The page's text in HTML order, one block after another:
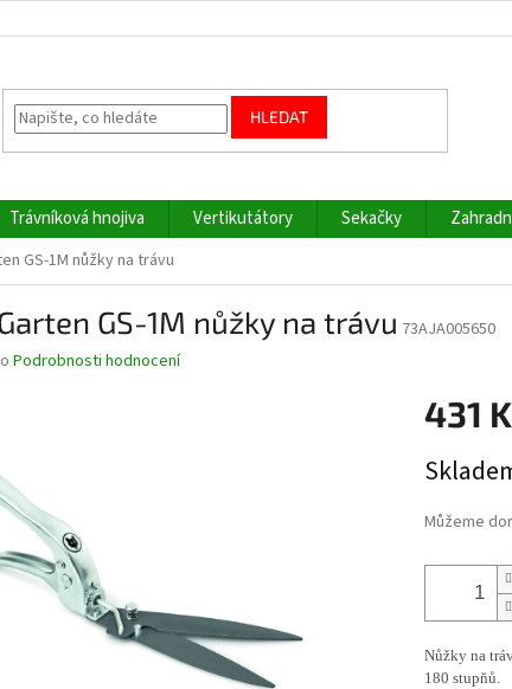
HLEDAT
Trávníková hnojiva Vertikutátory Sekačky
GS-1M nůžky na trávu
GS-1M nůžky na trávu 73AJA005650
Podrobnosti hodnocení
431
cena:
Můžeme
Nůžky na
180 stupňů.